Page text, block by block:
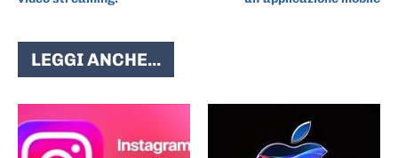
LEGGI ANCHE...